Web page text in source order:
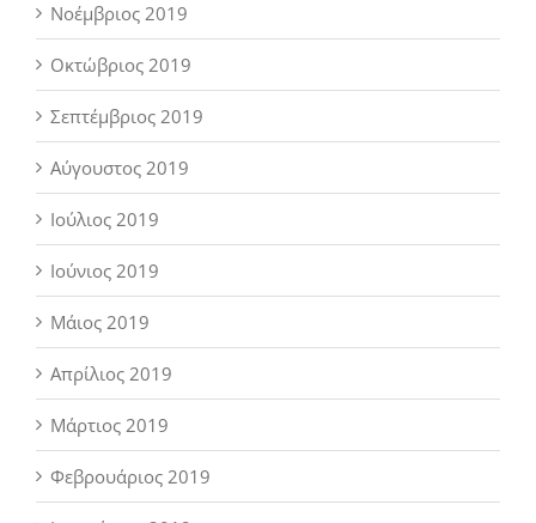
Νοέμβριος 2019
Οκτώβριος 2019
Σεπτέμβριος 2019
Αύγουστος 2019
Ιούλιος 2019
Ιούνιος 2019
Μάιος 2019
Απρίλιος 2019
Μάρτιος 2019
Φεβρουάριος 2019